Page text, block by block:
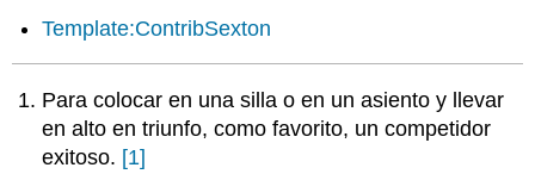
Template:ContribSexton
Para colocar en una silla o en un asiento y llevar
en alto en triunfo, como favorito, un competidor
exitoso. [1]